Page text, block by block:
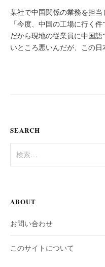
某社で中国関係の業務を担当
「今度、中国の工場に行く
だから現地の従業員に中国
いところ悪いんだが、この
SEARCH
索:
ABOUT
お問い合わせ
このサイトについて